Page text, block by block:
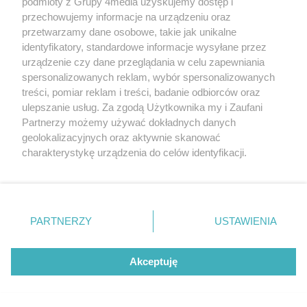
Ruszyła Decathlon IV Liga. Remis Broni
przechowujemy informacje na urządzeniu oraz
przetwarzamy dane osobowe, takie jak unikalne
identyfikatory, standardowe informacje wysyłane przez
urządzenie czy dane przeglądania w celu zapewniania
spersonalizowanych reklam, wybór spersonalizowanych
treści, pomiar reklam i treści, badanie odbiorców oraz
ulepszanie usług. Za zgodą Użytkownika my i Zaufani
Partnerzy możemy używać dokładnych danych
geolokalizacyjnych oraz aktywnie skanować
charakterystykę urządzenia do celów identyfikacji.
zmienić/wycofać klikając przycisk ustawień prywatności
znajdujący się w lewym dolnym rogu strony
. Niektóre
użytkownika, ale masz prawo sprzeciwić się takiemu
przetwarzaniu. Preferencje będą miały zastosowania tylko
PARTNERZY USTAWIENIA
Akceptuję